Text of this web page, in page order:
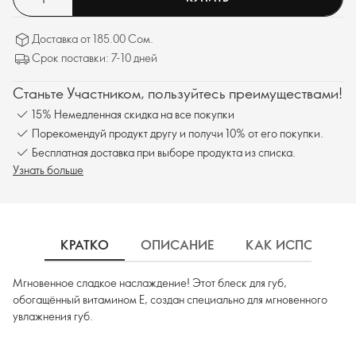
Доставка от 185.00 Сом.
Срок поставки: 7-10 дней
Станьте Участником, пользуйтесь преимуществами!
15% Немедленная скидка на все покупки
Порекомендуй продукт другу и получи 10% от его покупки.
Бесплатная доставка при выборе продукта из списка.
Узнать больше
КРАТКО ОПИСАНИЕ КАК
Мгновенное сладкое наслаждение! Этот блеск для губ,
обогащённый витамином Е, создан специально для мгновенного
увлажнения губ.